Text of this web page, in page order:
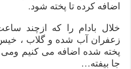
اضافه کرده تا پخته شود.
خلال بادام را که ازچند
زعفران آب شده و گلاب ،
پخته شده اضافه می کنیم
جا بیفته…